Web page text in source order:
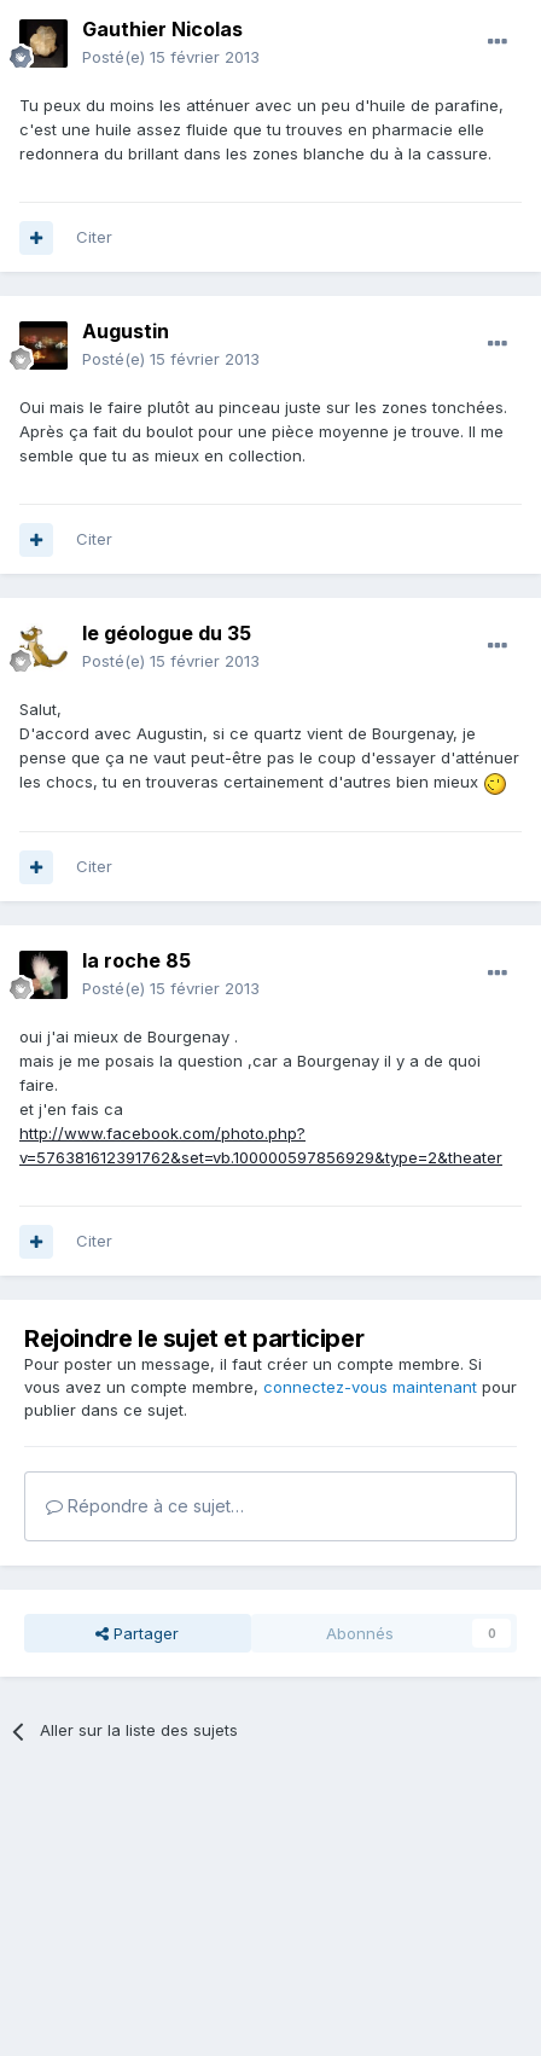
Gauthier Nicolas
Posté(e) 15 février 2013
Tu peux du moins les atténuer avec un peu d'huile de parafine,
c'est une huile assez fluide que tu trouves en pharmacie elle
redonnera du brillant dans les zones blanche du à la cassure.
Citer
Augustin
Posté(e) 15 février 2013
Oui mais le faire plutôt au pinceau juste sur les zones tonchées.
Après ça fait du boulot pour une pièce moyenne je trouve. Il me
semble que tu as mieux en collection.
Citer
le géologue du 35
Posté(e) 15 février 2013
Salut,
D'accord avec Augustin, si ce quartz vient de Bourgenay, je
pense que ça ne vaut peut-être pas le coup d'essayer d'atténuer
les chocs, tu en trouveras certainement d'autres bien mieux
Citer
la roche 85
Posté(e) 15 février 2013
oui j'ai mieux de Bourgenay .
mais je me posais la question ,car a Bourgenay il y a de quoi
faire.
et j'en fais ca
http://www.facebook.com/photo.php?
v=576381612391762&set=vb.100000597856929&type=2&theater
Citer
Rejoindre le sujet et participer
Pour poster un message, il faut créer un compte membre. Si
vous avez un compte membre, connectez-vous maintenant pour
publier dans ce sujet.
Répondre à ce sujet…
Partager Abonnés 0
Aller sur la liste des sujets